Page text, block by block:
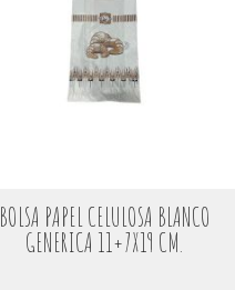
BOLSA PAPEL CELULOSA BLANCO
GENERICA 11+7X19 CM.